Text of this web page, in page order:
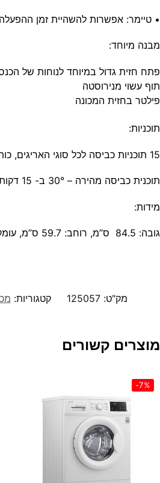
• טיימר: אפשרות להשהיית זמן ההפעלה עד 9
מבנה מיוחד:
פתח חזית גדול במיוחד לנוחות של
תוף עשוי מנירוסטה
פילטר בחזית המכונה
תוכניות:
15 תוכניות כביסה לכל סוגי האריגים, כותנה, אינטנסיבית, עדינה, צמר, כביסה ביד, בגדי תינוקות, פריטים גדולים, בגדי ספורט, סחיטה, שטיפה וניקוז
תוכנית כביסה מהירה – 30° ב- 15 דקות ל- 2 ק”ג
מידות:
גובה: 84.5 ס”מ, רוחב: 59.7 ס”מ, עומק: 55.7 ס”מ
מק"ט:125057 קטגוריות:
מוצרים קשורים
-7%